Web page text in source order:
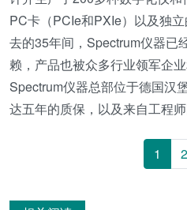
PC卡（PCIe和PXIe）以及独
去的35年间，Spectrum仪器已
赖，产品也被众多行业领军企
Spectrum仪器总部位于德国汉
达五年的质保，以及来自工程师
1 2